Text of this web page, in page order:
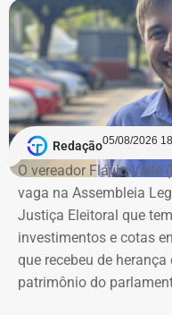
Bens declarados por André
Redação05/08/2026
O vereador Flávio Valle
vaga na Assembleia
Justiça Eleitoral que
investimentos e cotas
que recebeu de
patrimônio do